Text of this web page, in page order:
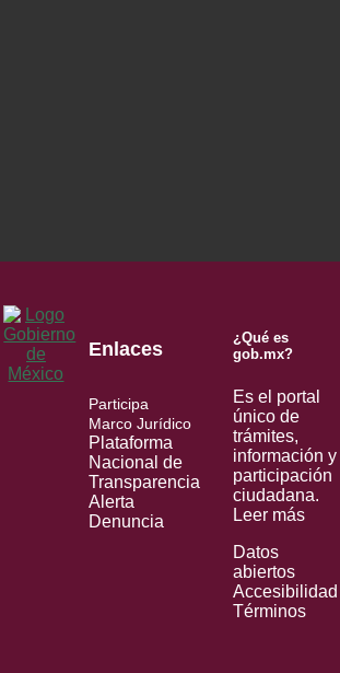
Enlaces
Participa
Marco Jurídico
Plataforma
Nacional de
Transparencia
Alerta
Denuncia
¿Qué es
gob.mx?
Es el portal
único de
trámites,
información y
participación
ciudadana.
Leer más
Datos
abiertos
Accesibilidad
Términos